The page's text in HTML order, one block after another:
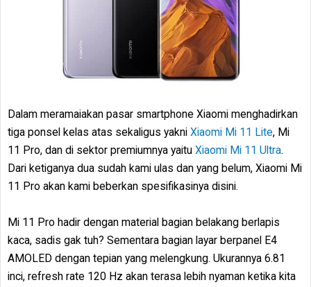
Dalam meramaiakan pasar smartphone Xiaomi menghadirkan
tiga ponsel kelas atas sekaligus yakni Xiaomi Mi 11 Lite, Mi
11 Pro, dan di sektor premiumnya yaitu Xiaomi Mi 11 Ultra.
Dari ketiganya dua sudah kami ulas dan yang belum, Xiaomi Mi
11 Pro akan kami beberkan spesifikasinya disini.
Mi 11 Pro hadir dengan material bagian belakang berlapis
kaca, sadis gak tuh? Sementara bagian layar berpanel E4
AMOLED dengan tepian yang melengkung. Ukurannya 6.81
inci, refresh rate 120 Hz akan terasa lebih nyaman ketika kita